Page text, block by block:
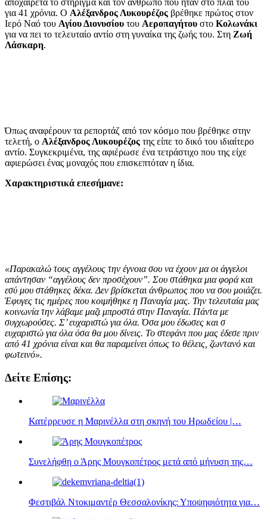
αποχαιρετά το στήριγμά και τον άνθρωπο που ήταν στο πλάι του
για 41 χρόνια. Ο Αλέξανδρος Λυκουρέζος βρέθηκε πρώτος στον
Ιερό Ναό του Αγίου Διονυσίου του Αεροπαγήτου στο Κολωνάκι
για να πει το τελευταίο αντίο στη γυναίκα της ζωής του. Στη Ζωή
Λάσκαρη.
Όπως αναφέρουν τα ρεπορτάζ από τον κόσμο που βρέθηκε στην
τελετή, ο Αλέξανδρος Λυκουρέζος της είπε το δικό του ιδιαίτερο
αντίο. Συγκεκριμένα, της αφιέρωσε ένα τετράστιχο που της είχε
αφιερώσει ένας μοναχός που επισκεπτόταν η ίδια.
Χαρακτηριστικά επεσήμανε:
«Παρακαλώ τους αγγέλους την έγνοια σου να έχουν μα οι άγγελοι
απάντησαν “αγγέλους δεν προσέχουν”. Σου στάθηκα μια φορά και
εσύ μου στάθηκες δέκα. Δεν βρίσκεται άνθρωπος που να σου μοιάζει.
Έφυγες τις ημέρες που κοιμήθηκε η Παναγία μας. Την τελευταία μας
κοινωνία την λάβαμε μαζι μπροστά στην Παναγία. Πάντα με
συγχωρούσες. Σ’ ευχαριστώ για όλα. Όσα μου έδωσες και σ
ευχαριστώ για όλα όσα θα μου δίνεις. Το στεφάνι που μας έδεσε πριν
από 41 χρόνια είναι και θα παραμείνει όπως το θέλεις, ζωντανό και
φωτεινό».
Δείτε Επίσης:
Κατέρρευσε η Μαρινέλλα στη σκηνή του Ηρωδείου |…
Συνελήφθη ο Άρης Μουγκοπέτρος μετά από μήνυση της…
Φεστιβάλ Ντοκιμαντέρ Θεσσαλονίκης: Υποψηφιότητα για…